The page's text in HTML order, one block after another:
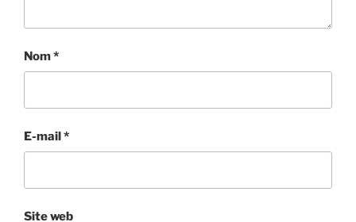
Nom*
E-mail*
Site web